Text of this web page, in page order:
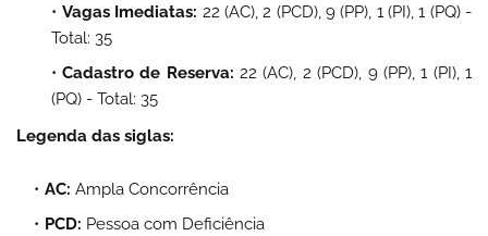
Vagas Imediatas: 22 (AC), 2 (PCD), 9 (PP), 1 (PI), 1 (PQ) -
Total: 35
Cadastro de Reserva: 22 (AC), 2 (PCD), 9 (PP), 1 (PI), 1
(PQ) - Total: 35
Legenda das siglas:
AC: Ampla Concorrência
PCD: Pessoa com Deficiência